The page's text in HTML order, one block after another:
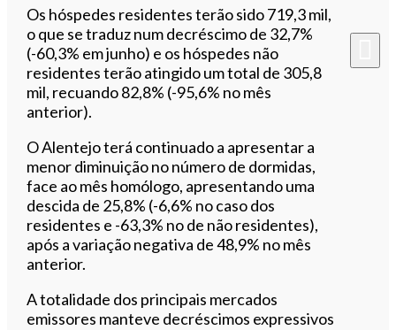
Os hóspedes residentes terão sido 719,3 mil,
o que se traduz num decréscimo de 32,7%
(-60,3% em junho) e os hóspedes não
residentes terão atingido um total de 305,8
mil, recuando 82,8% (-95,6% no mês
anterior).
O Alentejo terá continuado a apresentar a
menor diminuição no número de dormidas,
face ao mês homólogo, apresentando uma
descida de 25,8% (-6,6% no caso dos
residentes e -63,3% no de não residentes),
após a variação negativa de 48,9% no mês
anterior.
A totalidade dos principais mercados
emissores manteve decréscimos expressivos